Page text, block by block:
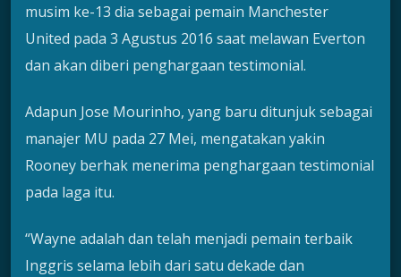
musim ke-13 dia sebagai pemain Manchester
United pada 3 Agustus 2016 saat melawan Everton
dan akan diberi penghargaan testimonial.
Adapun Jose Mourinho, yang baru ditunjuk sebagai
manajer MU pada 27 Mei, mengatakan yakin
Rooney berhak menerima penghargaan testimonial
pada laga itu.
“Wayne adalah dan telah menjadi pemain terbaik
Inggris selama lebih dari satu dekade dan